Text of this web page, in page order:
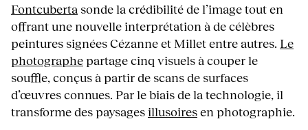
Fontcuberta sonde la crédibilité de l’image tout en
offrant une nouvelle interprétation à de célèbres
peintures signées Cézanne et Millet entre autres. Le
photographepartage cinq visuels à couper le
souffle, conçus à partir de scans de surfaces
d’œuvres connues. Par le biais de la technologie, il
transforme des paysagesillusoiresen photographie.